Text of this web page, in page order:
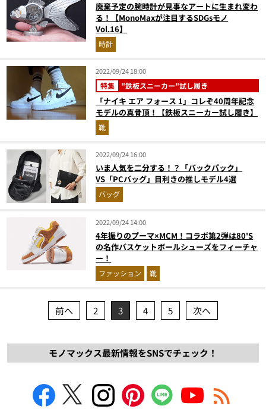
廃棄予定の腕時計が見事なアートに生まれ変わ
る！【MonoMaxが注目するSDGsモノ
Vol.16】
時計
2022/09/24 18:00
特集 "鉄板スニーカー"試し履き
「ナイキ エア フォース 1」コレぞ40周年記念
モデルの真骨頂！【鉄板スニーカー試し履き】
靴
2022/09/24 16:00
いま人気を二分する！？「バックパック」
VS「PCバッグ」目利きの推しモデル4選
バッグ
2022/09/24 14:00
4年振りのプーマ×MCM！コラボ第2弾は80'S
の名作バスケットボールシューズをフィーチャ
ー！
ファッション 靴
前へ 2 3 4 5 次へ
モノマックス最新情報をSNSでチェック！